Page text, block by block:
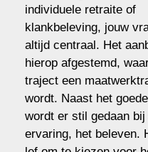
individuele retraite of
klankbeleving, jouw
altijd centraal. Het
hierop afgestemd,
traject een
wordt. Naast het
wordt er stil gedaan bij
ervaring, het beleven.